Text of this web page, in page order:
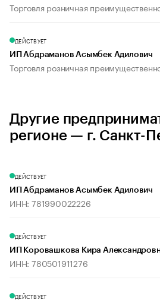
Торговля розничная
ДЕЙСТВУЕТ
ИП Абдраманов Асымбек Адилович
Торговля розничная
Другие
регионе — г. Санкт-
ДЕЙСТВУЕТ
ИП Абдраманов Асымбек Адилович
ИНН: 781990022226
ДЕЙСТВУЕТ
ИП Коровашкова Кира
ИНН: 780501911276
ДЕЙСТВУЕТ